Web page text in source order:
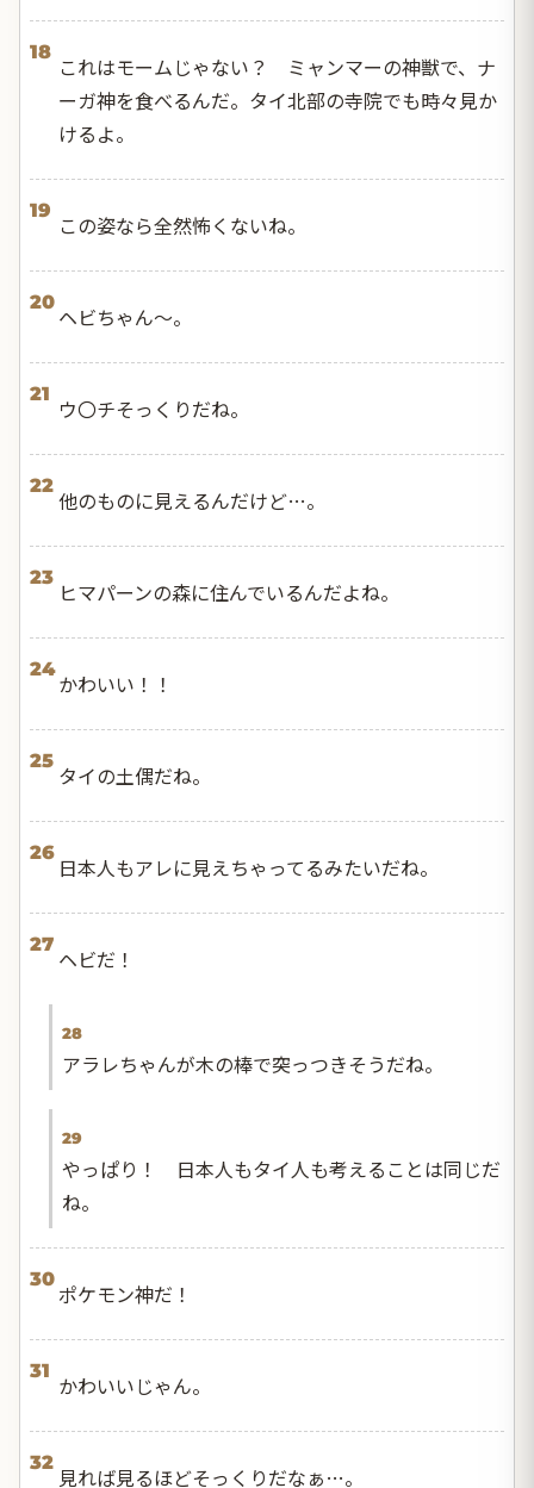
18
これはモームじゃない？ ミャンマーの神獣で、ナ
ーガ神を食べるんだ。タイ北部の寺院でも時々見か
けるよ。
19
この姿なら全然怖くないね。
20
ヘビちゃん～。
21
ウ〇チそっくりだね。
22
他のものに見えるんだけど…。
23
ヒマパーンの森に住んでいるんだよね。
24
かわいい！！
25
タイの土偶だね。
26
日本人もアレに見えちゃってるみたいだね。
27
ヘビだ！
28
アラレちゃんが木の棒で突っつきそうだね。
29
やっぱり！ 日本人もタイ人も考えることは同じだ
ね。
30
ポケモン神だ！
31
かわいいじゃん。
32
見れば見るほどそっくりだなぁ…。